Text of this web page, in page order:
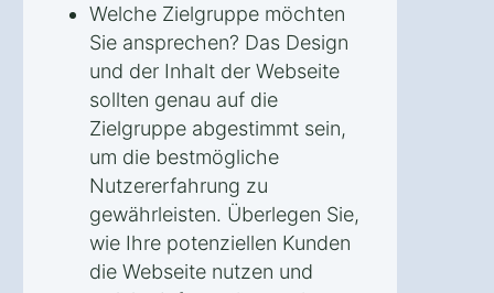
Welche Zielgruppe möchten
Sie ansprechen? Das Design
und der Inhalt der Webseite
sollten genau auf die
Zielgruppe abgestimmt sein,
um die bestmögliche
Nutzererfahrung zu
gewährleisten. Überlegen Sie,
wie Ihre potenziellen Kunden
die Webseite nutzen und